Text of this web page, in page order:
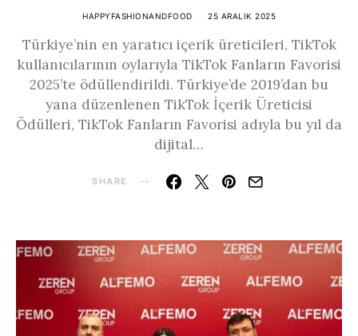
HAPPYFASHIONANDFOOD 25 ARALIK 2025
Türkiye’nin en yaratıcı içerik üreticileri, TikTok
kullanıcılarının oylarıyla TikTok Fanların Favorisi
2025’te ödüllendirildi. Türkiye’de 2019’dan bu
yana düzenlenen TikTok İçerik Üreticisi
Ödülleri, TikTok Fanların Favorisi adıyla bu yıl da
dijital…
SHARE